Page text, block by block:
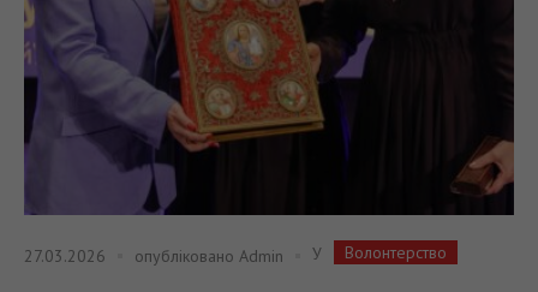
27.03.2026 опубліковано Admin У Волонтерство